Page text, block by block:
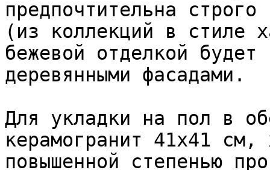
предпочтительна строго
(из коллекций в стиле
бежевой отделкой
деревянными фасадами.
Для укладки на пол в
керамогранит 41х41 см,
повышенной степенью